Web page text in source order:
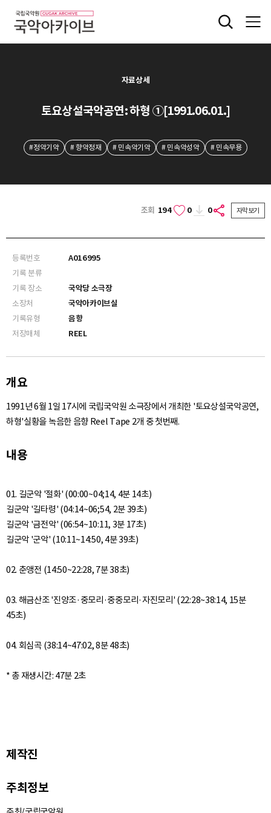
자료상세
토요상설국악공연: 하형 ①[1991.06.01.]
#정악기악 # 향악정재 # 민속악기악 # 민속악성악 # 민속무용
조회 194 0 0 자막보기
등록번호
A016995
기록 분류
기록 장소
국악당 소극장
소장처
국악아카이브실
기록유형
음향
저장매체
REEL
개요
1991년 6월 1일 17시에 국립국악원 소극장에서 개최한 '토요상설국악공연,
하형'실황을 녹음한 음향 Reel Tape 2개 중 첫번째.
내용
01. 길군악 '절화' (00:00~04;14, 4분 14초)
길군악 '길타령' (04:14~06;54, 2분 39초)
길군악 '금전악' (06:54~10:11, 3분 17초)
길군악 '군악' (10:11~14:50, 4분 39초)
02. 춘앵전 (14:50~22:28, 7분 38초)
03. 해금산조 '진양조·중모리·중중모리·자진모리' (22:28~38:14, 15분
45초)
04. 회심곡 (38:14~47:02, 8분 48초)
제작진
주최정보